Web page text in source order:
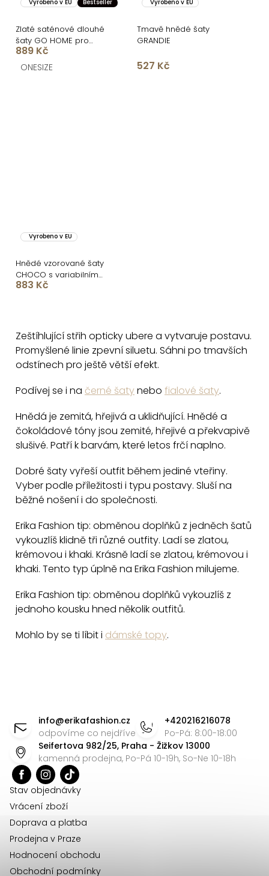
Vyrobeno v EU Bestseller
Zlaté saténové dlouhé
šaty GO HOME pro
družičky
889 Kč
ONESIZE
Vyrobeno v EU
Tmavě hnědé šaty
GRANDIE
527 Kč
Vyrobeno v EU
Hnědé vzorované šaty
CHOCO s variabilním
zavazováním
883 Kč
l
á
a
í
p
r
v
k
y
ý
p
i
s
u
Zeštíhlující střih opticky ubere a vytvaruje postavu.
Promyšlené linie zpevní siluetu. Sáhni po tmavších
odstínech pro ještě větší efekt.
Podívej se i na černé šatynebo fialové šaty.
Hnědá je zemitá, hřejivá a uklidňující. Hnědé a
čokoládové tóny jsou zemité, hřejivé a překvapivě
slušivé. Patří k barvám, které letos frčí naplno.
Dobré šaty vyřeší outfit během jediné vteřiny.
Vyber podle příležitosti i typu postavy. Sluší na
běžné nošení i do společnosti.
Erika Fashion tip: obměnou doplňků z jedněch šatů
vykouzlíš klidně tři různé outfity. Ladí se zlatou,
krémovou i khaki. Krásně ladí se zlatou, krémovou i
khaki. Tento typ úplně na Erika Fashion milujeme.
Erika Fashion tip: obměnou doplňků vykouzlíš z
jednoho kousku hned několik outfitů.
Mohlo by se ti líbit i dámské topy.
info@erikafashion.cz
odpovíme co nejdříve
+420216216078
Po-Pá: 8:00-18:00
Seifertova 982/25, Praha - Žižkov 13000
kamenná prodejna, Po-Pá 10-19h, So-Ne 10-18h
Stav objednávky
Vrácení zboží
Doprava a platba
Prodejna v Praze
Hodnocení obchodu
Obchodní podmínky